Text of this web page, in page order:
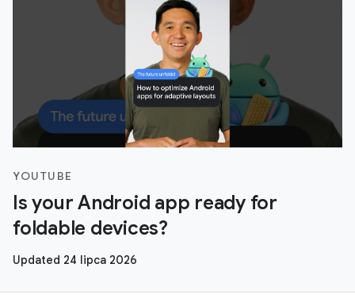
YOUTUBE
Is your Android app ready for
foldable devices?
Updated 24 lipca 2026